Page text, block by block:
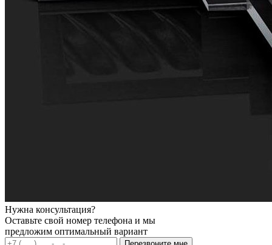
Нужна консультация?
Оставьте свой номер телефона и мы
предложим оптимальный вариант